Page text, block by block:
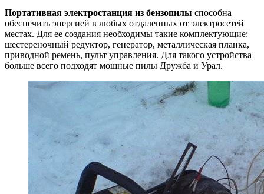
Портативная электростанция из бензопилы способна
обеспечить энергией в любых отдаленных от электросетей
местах. Для ее создания необходимы такие комплектующие:
шестереночный редуктор, генератор, металлическая планка,
приводной ремень, пульт управления. Для такого устройства
больше всего подходят мощные пилы Дружба и Урал.